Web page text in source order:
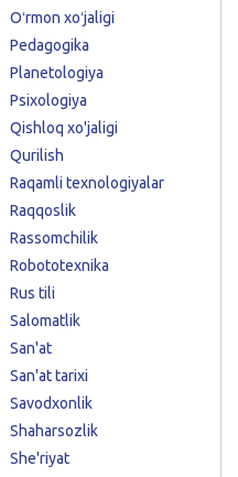
Oʻrmon xoʻjaligi
Pedagogika
Planetologiya
Psixologiya
Qishloq xo'jaligi
Qurilish
Raqamli texnologiyalar
Raqqoslik
Rassomchilik
Robototexnika
Rus tili
Salomatlik
San'at
San'at tarixi
Savodxonlik
Shaharsozlik
She'riyat